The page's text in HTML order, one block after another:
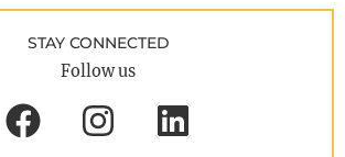
STAY CONNECTED
Follow us